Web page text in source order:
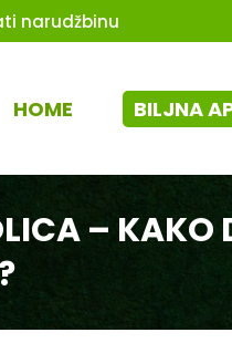
narudžbinu
HOME BILJNA
– KAKO